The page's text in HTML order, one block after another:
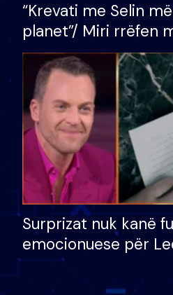
“Krevati me Selin
planet”/ Miri rrëfen
bukura në shtëpinë
mungojë zilja e
Surprizat nuk kanë
emocionuese për
nëna dhe fëmijët e
nuk i mban dot